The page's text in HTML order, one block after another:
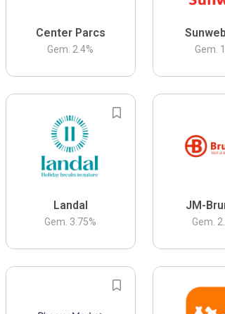
Center Parcs
Gem. 2.4% Gem.
Landal
Gem. 3.75%
JM-
Gem.